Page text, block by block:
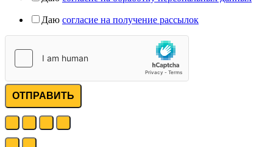
Даю согласие на получение рассылок
ОТПРАВИТЬ